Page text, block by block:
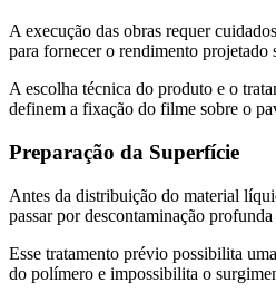
A execução das obras requer
para fornecer o rendimento projetado
A escolha técnica do produto e o
definem a fixação do filme sobre o
Preparação da Superfície
Antes da distribuição do material
passar por descontaminação
Esse tratamento prévio possibilita
do polímero e impossibilita o